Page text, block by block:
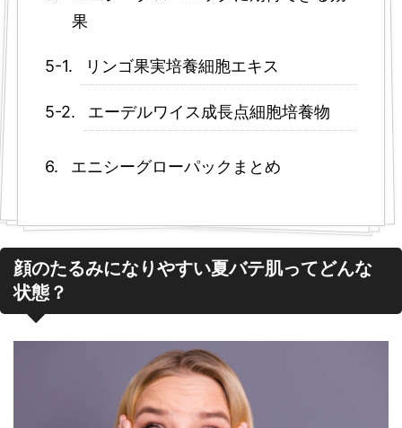
果
リンゴ果実培養細胞エキス
エーデルワイス成長点細胞培養物
エニシーグローパックまとめ
顔のたるみになりやすい夏バテ肌ってどんな
状態？